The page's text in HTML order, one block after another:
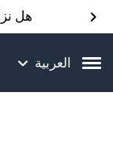
Skip to Content
Contact Us هل
العربية
Back top top